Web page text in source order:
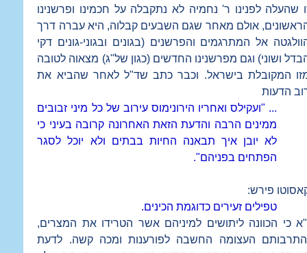
שהעלה לפנינו ר' נחמיה לא נתקבלה על חכמינו ופרשנינו
אולם מאחר שגם השבעים קבלוה, היא עברה דרך
אל המתרגמים והפרשנים (בגונים ובגוני-גונים דקי
ושוני) וגם מפרשנינו החדשים (כגון של"ג) מצאוה לטובה
המקובלת בישראל. וכבר כתב שד"ל לאחר שהביא את
הדעות
... "ועקילס ואחריו הירונימוס עירוב של כל מיני זבובים
ממינים הרבה והדעת הזאת האחרונה קרובה בעיני כי
לא יובן איך תבאנה החיות בבתים ולא יוכל לסגר
הפתחים בפניהם".
פירש:
טפילים זעירים כדוגמת הכינים.
כי הכוונה ליתושים למיניהם אשר הטרידו את המצרים,
העצומה החשבה לפורענות ומכה קשה. לדעת